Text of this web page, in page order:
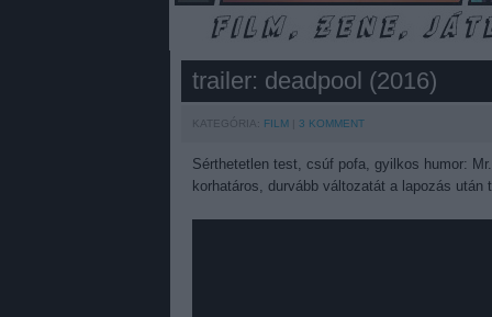
trailer: deadpool (2016)
KATEGÓRIA: FILM 3 KOMMENT
Sérthetetlen test, csúf pofa, gyilkos humor:
korhatáros, durvább változatát a lapozás után